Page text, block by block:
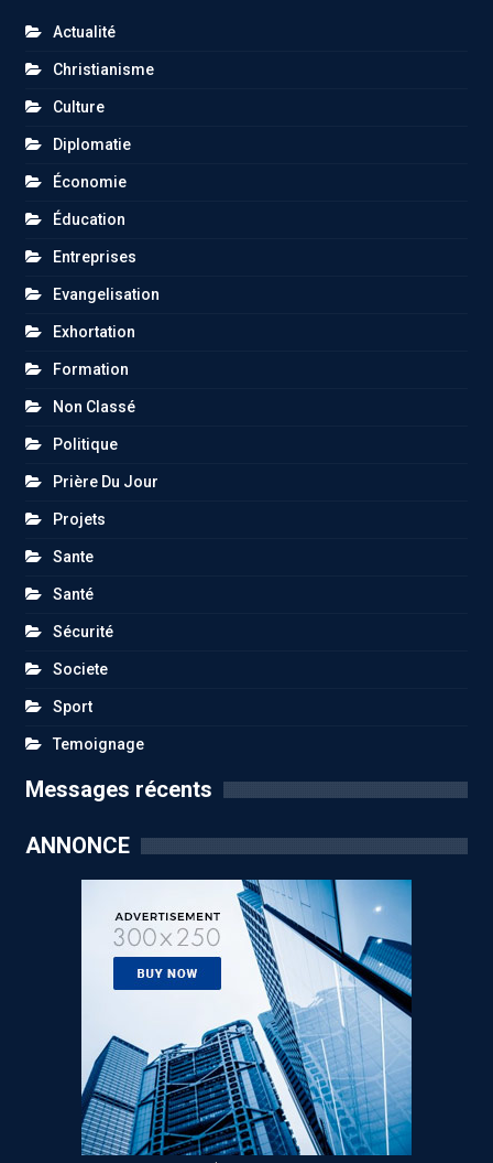
Actualité
Christianisme
Culture
Diplomatie
Économie
Éducation
Entreprises
Evangelisation
Exhortation
Formation
Non Classé
Politique
Prière Du Jour
Projets
Sante
Santé
Sécurité
Societe
Sport
Temoignage
Messages récents
ANNONCE